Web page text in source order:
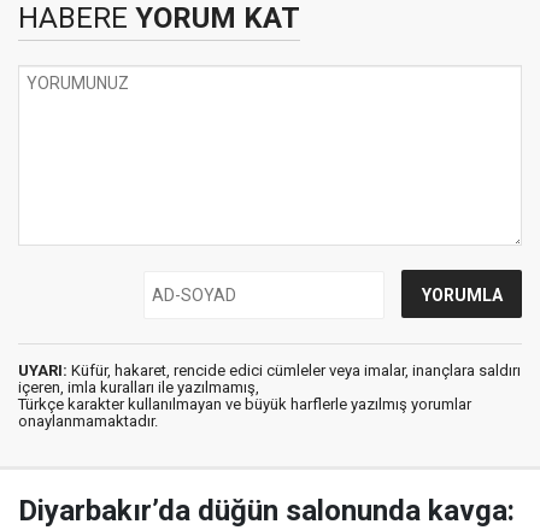
HABERE YORUM KAT
UYARI: Küfür, hakaret, rencide edici cümleler veya imalar, inançlara saldırı
içeren, imla kuralları ile yazılmamış,
Türkçe karakter kullanılmayan ve büyük harflerle yazılmış yorumlar
onaylanmamaktadır.
Diyarbakır’da düğün salonunda kavga: